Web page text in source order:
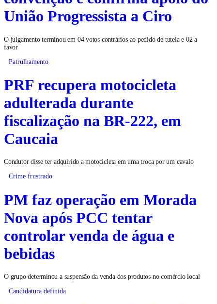
União Progressista a Ciro
O julgamento terminou em 04 votos contrários ao pedido de tutela e 02 a
favor
Patrulhamento
PRF recupera motocicleta
adulterada durante
fiscalização na BR-222, em
Caucaia
Condutor disse ter adquirido a motocicleta em uma troca por um cavalo
Crime frustrado
PM faz operação em Morada
Nova após PCC tentar
controlar venda de água e
bebidas
O grupo determinou a suspensão da venda dos produtos no comércio local
Candidatura definida